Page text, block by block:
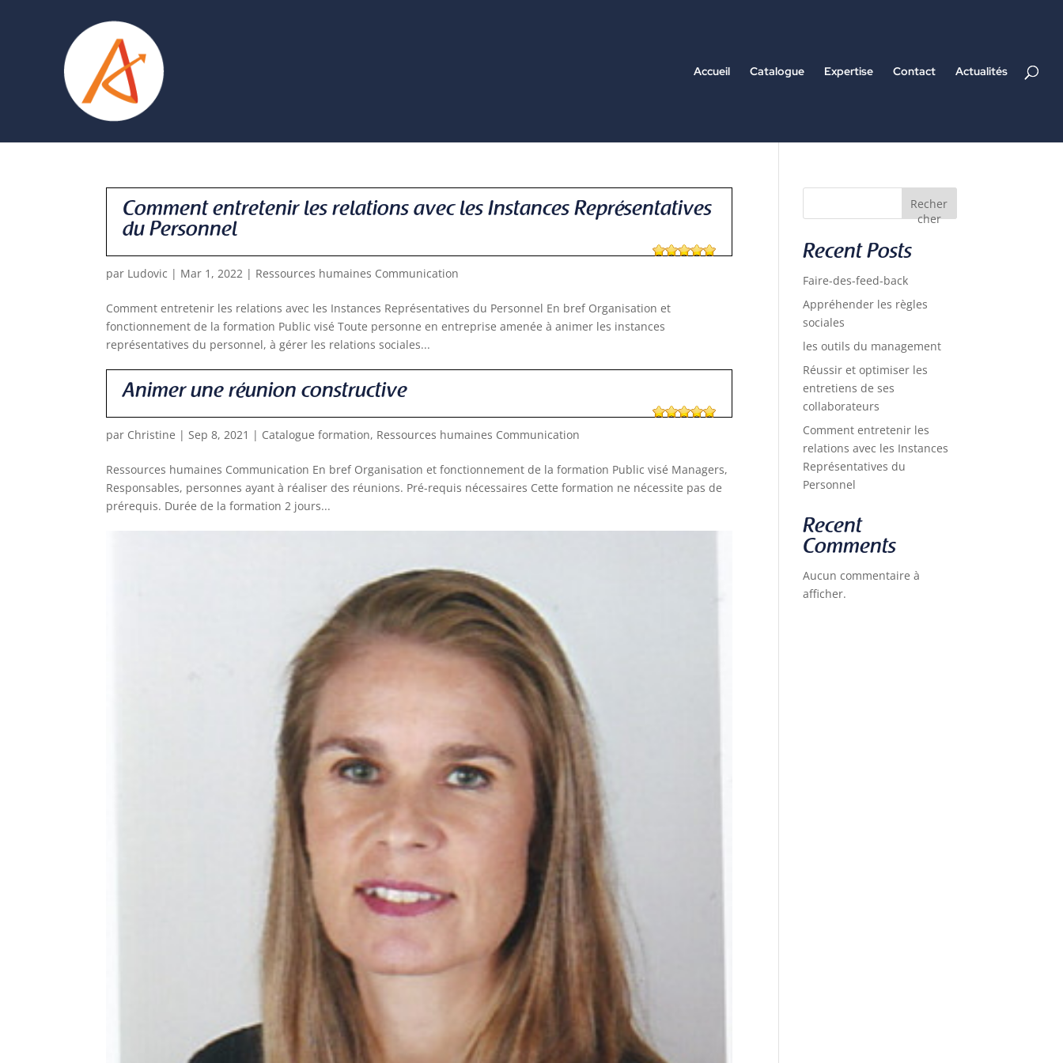
Accueil Catalogue Expertise Contact Actualités
Comment entretenir les relations avec les Instances Représentatives
du Personnel
par Ludovic | Mar 1, 2022 | Ressources humaines Communication
Comment entretenir les relations avec les Instances Représentatives du Personnel En bref Organisation et
fonctionnement de la formation Public visé Toute personne en entreprise amenée à animer les instances
représentatives du personnel, à gérer les relations sociales...
Animer une réunion constructive
par Christine |Sep 8, 2021 | Catalogue formation, Ressources humaines Communication
Ressources humaines Communication En bref Organisation et fonctionnement de la formation Public visé Managers,
Responsables, personnes ayant à réaliser des réunions. Pré-requis nécessaires Cette formation ne nécessite pas de
prérequis. Durée de la formation 2 jours...
Recher
cher
Recent Posts
Faire-des-feed-back
Appréhender les règles
sociales
les outils du management
Réussir et optimiser les
entretiens de ses
collaborateurs
Comment entretenir les
relations avec les Instances
Représentatives du
Personnel
Recent
Comments
Aucun commentaire à
afficher.